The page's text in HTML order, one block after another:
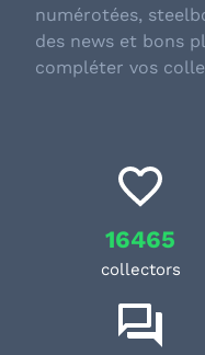
numérotées,
des news et bons
compléter vos
16465
collectors